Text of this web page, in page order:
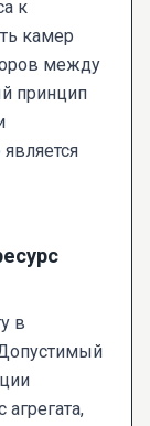
к
камер
между
принцип
в
агрегата,